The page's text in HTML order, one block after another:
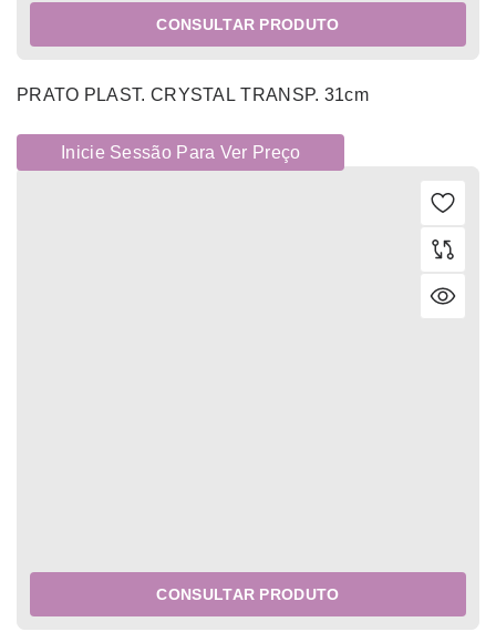
CONSULTAR PRODUTO
PRATO PLAST. CRYSTAL TRANSP. 31cm
Inicie Sessão Para Ver Preço
CONSULTAR PRODUTO